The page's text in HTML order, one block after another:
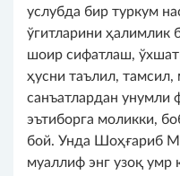
услубда бир туркум
ўгитларини ҳалимлик
шоир сифатлаш,
ҳусни таълил,
санъатлардан унумли
эътиборга моликки,
бой. Унда Шоҳғариб
муаллиф энг узоқ умр